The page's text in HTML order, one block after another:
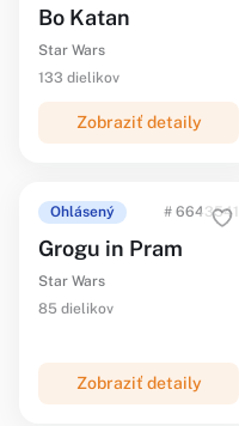
Bo Katan
Star Wars
133 dielikov
Zobraziť detaily
Ohlásený # 6643541
Grogu in Pram
Star Wars
85 dielikov
Zobraziť detaily